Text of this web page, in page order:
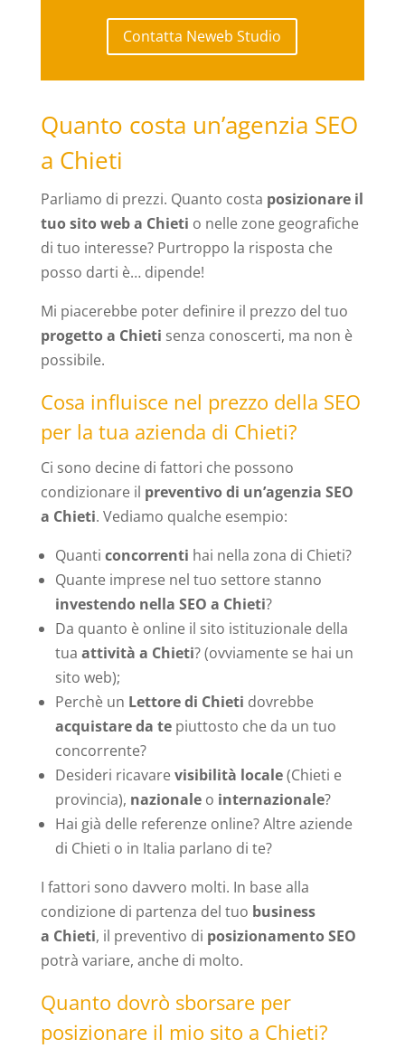
Contatta Neweb Studio
Quanto costa un’agenzia SEO
a Chieti
Parliamo di prezzi. Quanto costa posizionare il
tuo sito web a Chieti o nelle zone geografiche
di tuo interesse? Purtroppo la risposta che
posso darti è… dipende!
Mi piacerebbe poter definire il prezzo del tuo
progetto a Chieti senza conoscerti, ma non è
possibile.
Cosa influisce nel prezzo della SEO
per la tua azienda di Chieti?
Ci sono decine di fattori che possono
condizionare il preventivo di un’agenzia SEO
a Chieti. Vediamo qualche esempio:
Quanti concorrenti hai nella zona di Chieti?
Quante imprese nel tuo settore stanno
investendo nella SEO a Chieti?
Da quanto è online il sito istituzionale della
tua attività a Chieti? (ovviamente se hai un
sito web);
Perchè un Lettore di Chieti dovrebbe
acquistare da tepiuttosto che da un tuo
concorrente?
Desideri ricavarevisibilità locale(Chieti e
provincia), nazionaleo internazionale?
Hai già delle referenze online? Altre aziende
di Chieti o in Italia parlano di te?
I fattori sono davvero molti. In base alla
condizione di partenza del tuo business
a Chieti, il preventivo di posizionamento SEO
potrà variare, anche di molto.
Quanto dovrò sborsare per
posizionare il mio sito a Chieti?